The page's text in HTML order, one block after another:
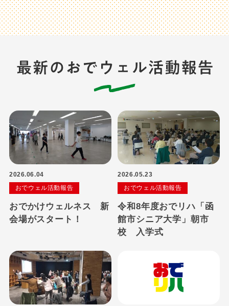
2026.06.04
おでウェル活動報告
おでかけウェルネス 新
会場がスタート！
2026.05.23
おでウェル活動報告
令和8年度おでリハ「函
館市シニア大学」朝市
校 入学式